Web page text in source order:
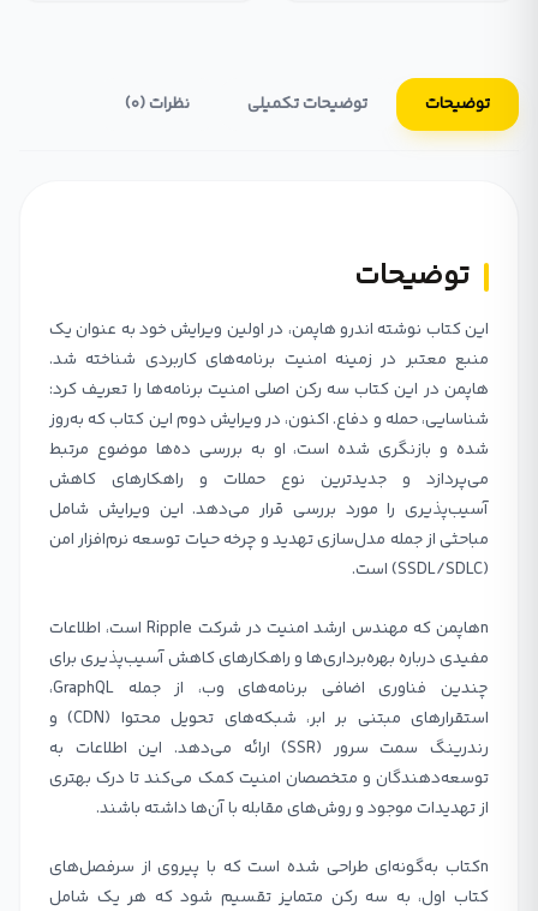
توضیحات توضیحات تکمیلی نظرات (0)
توضیحات
این کتاب نوشته اندرو هاپمن، در اولین ویرایش خود به عنوان یک
منبع معتبر در زمینه امنیت برنامه‌های کاربردی شناخته شد.
هاپمن در این کتاب سه رکن اصلی امنیت برنامه‌ها را تعریف کرد:
شناسایی، حمله و دفاع. اکنون، در ویرایش دوم این کتاب که به‌روز
شده و بازنگری شده است، او به بررسی ده‌ها موضوع مرتبط
می‌پردازد و جدیدترین نوع حملات و راهکارهای کاهش
آسیب‌پذیری را مورد بررسی قرار می‌دهد. این ویرایش شامل
مباحثی از جمله مدل‌سازی تهدید و چرخه حیات توسعه نرم‌افزار امن
(SSDL/SDLC) است.
nهاپمن که مهندس ارشد امنیت در شرکت Ripple است، اطلاعات
مفیدی درباره بهره‌برداری‌ها و راهکارهای کاهش آسیب‌پذیری برای
چندین فناوری اضافی برنامه‌های وب، از جمله GraphQL،
استقرارهای مبتنی بر ابر، شبکه‌های تحویل محتوا (CDN) و
رندرینگ سمت سرور (SSR) ارائه می‌دهد. این اطلاعات به
توسعه‌دهندگان و متخصصان امنیت کمک می‌کند تا درک بهتری
از تهدیدات موجود و روش‌های مقابله با آن‌ها داشته باشند.
nکتاب به‌گونه‌ای طراحی شده است که با پیروی از سرفصل‌های
کتاب اول، به سه رکن متمایز تقسیم شود که هر یک شامل